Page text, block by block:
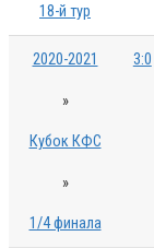
18-й тур
2020-2021
»
Кубок КФС
»
1/4 финала
3:0